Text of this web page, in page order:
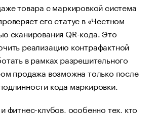
товара с маркировкой система
его статус в «Честном
сканирования QR-кода. Это
реализацию контрафактной
в рамках разрешительного
продажа возможна только после
кода маркировки.
фитнес-клубов, особенно тех, кто